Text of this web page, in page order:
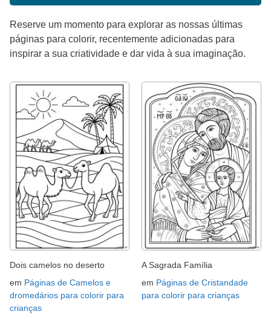
Reserve um momento para explorar as nossas últimas
páginas para colorir, recentemente adicionadas para
inspirar a sua criatividade e dar vida à sua imaginação.
Dois camelos no deserto
em Páginas de Camelos e
dromedários para colorir para
crianças
A Sagrada Família
em Páginas de Cristandade
para colorir para crianças